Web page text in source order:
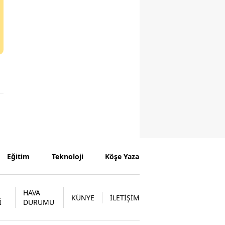
Eğitim Teknoloji Köşe Yazarları
HAVA
DURUMU
KÜNYE İLETİŞİM